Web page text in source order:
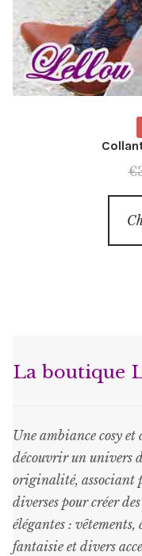
€
La boutique
Une ambiance cosy
découvrir un univers
originalité, associant
diverses pour créer
élégantes :
fantaisie et divers